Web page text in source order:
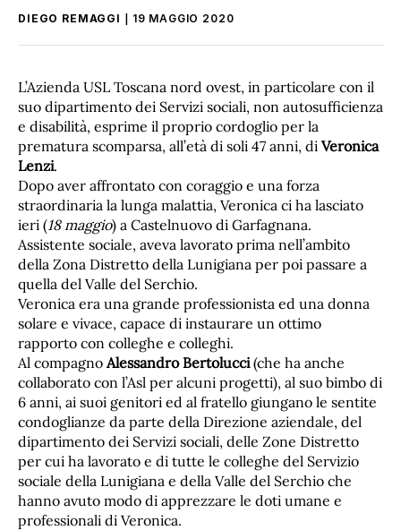
DIEGO REMAGGI 19 MAGGIO 2020
L’Azienda USL Toscana nord ovest, in particolare con il
suo dipartimento dei Servizi sociali, non autosufficienza
e disabilità, esprime il proprio cordoglio per la
prematura scomparsa, all’età di soli 47 anni, di Veronica
Lenzi.
Dopo aver affrontato con coraggio e una forza
straordinaria la lunga malattia, Veronica ci ha lasciato
ieri (18 maggio) a Castelnuovo di Garfagnana.
Assistente sociale, aveva lavorato prima nell’ambito
della Zona Distretto della Lunigiana per poi passare a
quella del Valle del Serchio.
Veronica era una grande professionista ed una donna
solare e vivace, capace di instaurare un ottimo
rapporto con colleghe e colleghi.
Al compagno Alessandro Bertolucci(che ha anche
collaborato con l’Asl per alcuni progetti), al suo bimbo di
6 anni, ai suoi genitori ed al fratello giungano le sentite
condoglianze da parte della Direzione aziendale, del
dipartimento dei Servizi sociali, delle Zone Distretto
per cui ha lavorato e di tutte le colleghe del Servizio
sociale della Lunigiana e della Valle del Serchio che
hanno avuto modo di apprezzare le doti umane e
professionali di Veronica.